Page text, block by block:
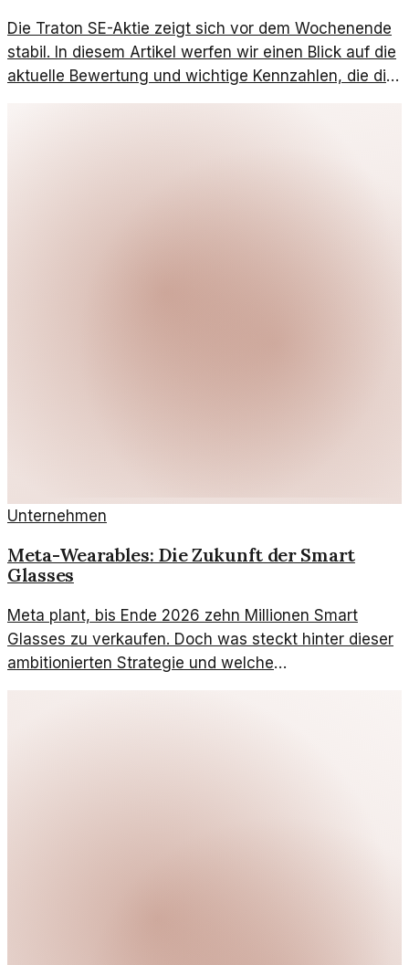
Die Traton SE-Aktie zeigt sich vor dem Wochenende
stabil. In diesem Artikel werfen wir einen Blick auf die
aktuelle Bewertung und wichtige Kennzahlen, die die
Aktie betreffen.
Unternehmen
Meta-Wearables: Die Zukunft der Smart
Glasses
Meta plant, bis Ende 2026 zehn Millionen Smart
Glasses zu verkaufen. Doch was steckt hinter dieser
ambitionierten Strategie und welche